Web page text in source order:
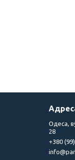
Одеса,
28
+380